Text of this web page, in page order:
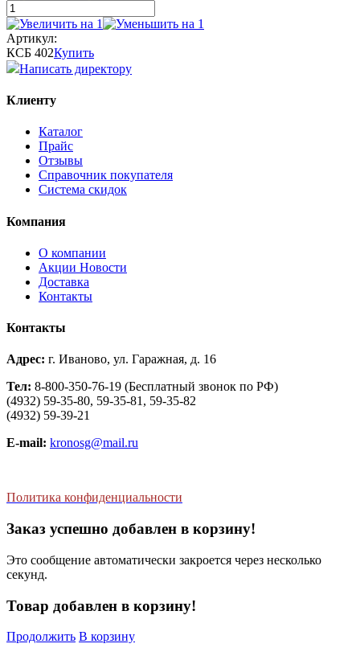
Артикул:
КСБ 402Купить
Написать директору
Клиенту
Каталог
Прайс
Отзывы
Справочник покупателя
Система скидок
Компания
О компании
Aкции Новости
Доставка
Контакты
Контакты
Адрес: г. Иваново, ул. Гаражная, д. 16
Тел: 8-800-350-76-19 (Бесплатный звонок по РФ)
(4932) 59-35-80, 59-35-81, 59-35-82
(4932) 59-39-21
E-mail: kronosg@mail.ru
Политика конфиденциальности
Заказ успешно добавлен в корзину!
Это сообщение автоматически закроется через несколько
секунд.
Товар добавлен в корзину!
Продолжить В корзину